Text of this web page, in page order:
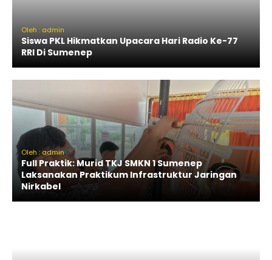
Oleh : admin
Siswa PKL Hikmatkan Upacara Hari Radio Ke-77
RRI Di Sumenep
Oleh : admin
Full Praktik: Murid TKJ SMKN 1 Sumenep
Laksanakan Praktikum Infrastruktur Jaringan
Nirkabel